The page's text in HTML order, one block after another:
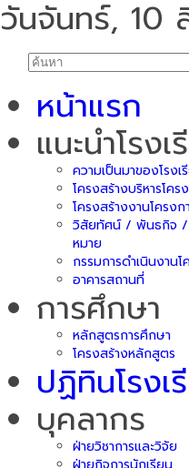
วันจันทร์, 10
หน้าแรก
แนะนำโรงเ
ความเป็นมาของโรงเ
โครงสร้างบริหารโคร
โครงสร้างงานโครงก
วิสัยทัศน์ / พันธกิจ /
หมาย
กรรมการดำเนินงานโ
อาคารสถานที่
การศึกษา
หลักสูตรการศึกษา
โครงสร้างหลักสูตร
ปฏิทินโรงเ
บุคลากร
ฝ่ายวิชาการและวิจัย